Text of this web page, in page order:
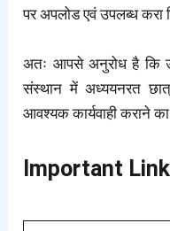
पर अपलोड एवं उपलब्ध करा
अतः आपसे अनुरोध है कि
संस्थान में अध्ययनरत
आवश्यक कार्यवाही कराने
Important Link